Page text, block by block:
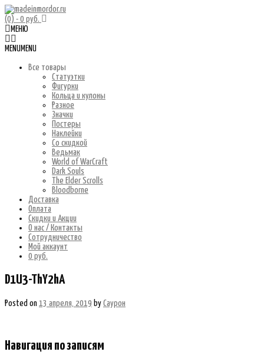
(0) - 0 руб.
МЕНЮ
MENU MENU
Все товары
Статуэтки
Фигурки
Кольца и кулоны
Разное
Значки
Постеры
Наклейки
Со скидкой
Ведьмак
World of WarCraft
Dark Souls
The Elder Scrolls
Bloodborne
Доставка
Оплата
Скидки и Акции
О нас / Контакты
Сотрудничество
Мой аккаунт
0 руб.
D1U3-ThY2hA
Posted on 13 апреля, 2019 by Саурон
Навигация по записям